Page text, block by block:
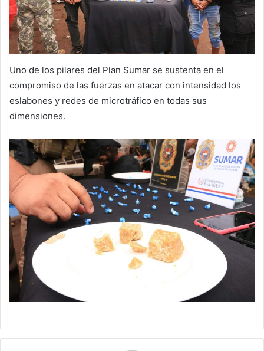
Uno de los pilares del Plan Sumar se sustenta en el
compromiso de las fuerzas en atacar con intensidad los
eslabones y redes de microtráfico en todas sus
dimensiones.